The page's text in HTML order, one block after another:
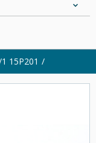
15P201